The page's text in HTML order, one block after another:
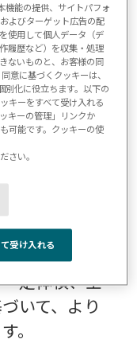
(GD&T)制御の改
で複数のカー
的に部品の
れたこと
CAD機能が強
2024
い複雑なシ
作成できる
では、3Dラ
定体積、垂
いて、より
。
能の提供、サイトパフォ
よびターゲット広告の配
使用して個人データ（デ
履歴など）を収集・処理
ないものと、お客様の同
意に基づくクッキーは、
化に役立ちます。以下の
キーをすべて受け入れる
キーの管理」リンクか
可能です。クッキーの使
さい。
受け入れる